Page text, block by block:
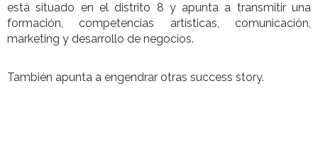
está situado en el distrito 8 y apunta a transmitir una
formación, competencias artísticas, comunicación,
marketing y desarrollo de negocios.
También apunta a engendrar otras success story.